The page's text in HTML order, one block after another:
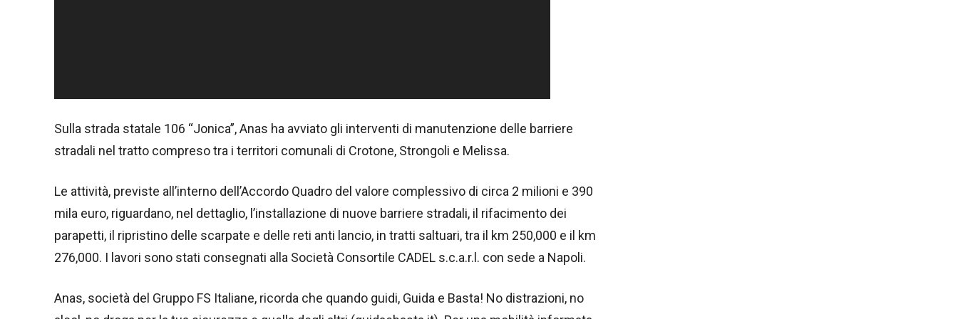
Sulla strada statale 106 “Jonica”, Anas ha avviato gli interventi di manutenzione delle barriere
stradali nel tratto compreso tra i territori comunali di Crotone, Strongoli e Melissa.
Le attività, previste all’interno dell’Accordo Quadro del valore complessivo di circa 2 milioni e 390
mila euro, riguardano, nel dettaglio, l’installazione di nuove barriere stradali, il rifacimento dei
parapetti, il ripristino delle scarpate e delle reti anti lancio, in tratti saltuari, tra il km 250,000 e il km
276,000. I lavori sono stati consegnati alla Società Consortile CADEL s.c.a.r.l. con sede a Napoli.
Anas, società del Gruppo FS Italiane, ricorda che quando guidi, Guida e Basta! No distrazioni, no